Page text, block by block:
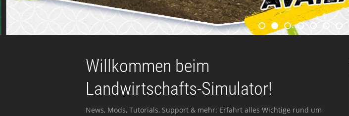
Willkommen beim
Landwirtschafts-Simulator!
News, Mods, Tutorials, Support & mehr: Erfahrt alles Wichtige rund um